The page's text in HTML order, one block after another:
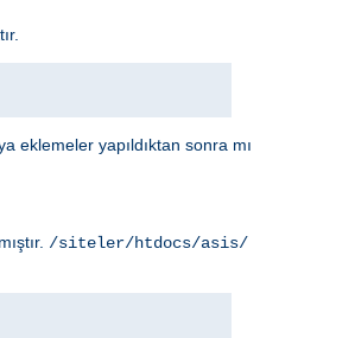
eklemeler yapıldıktan sonra mı
/siteler/htdocs/asis/